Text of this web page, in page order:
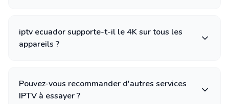
iptv ecuador supporte-t-il le 4K sur tous les
appareils ?
Pouvez-vous recommander d'autres services
IPTV à essayer ?